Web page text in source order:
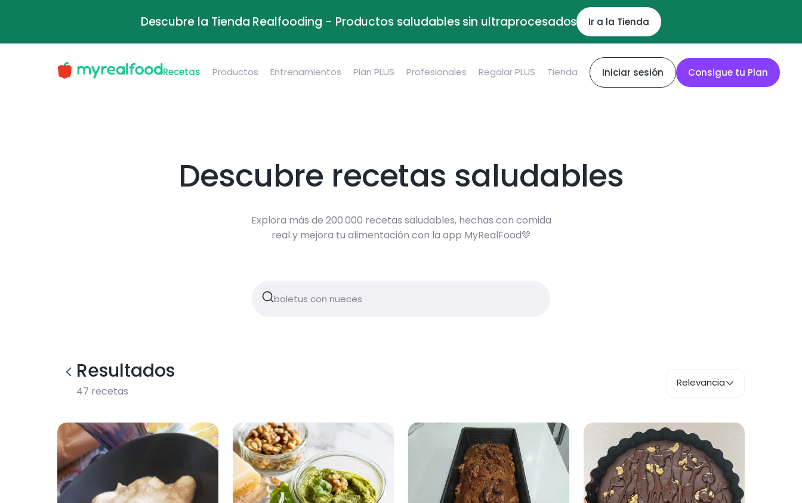
Descubre la Tienda Realfooding - Productos saludables sin ultraprocesados Ir a la Tienda
Recetas Productos Entrenamientos Plan PLUS Profesionales Regalar PLUS Tienda Iniciar sesión Consigue tu Plan
Descubre recetas saludables
Explora más de 200.000 recetas saludables, hechas con comida
real y mejora tu alimentación con la app MyRealFood💚
Resultados
47 recetas
Relevancia